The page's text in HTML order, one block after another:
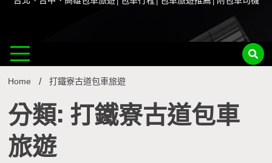
Home 打鐵寮古道包車旅遊
分類: 打鐵寮古道包車
旅遊